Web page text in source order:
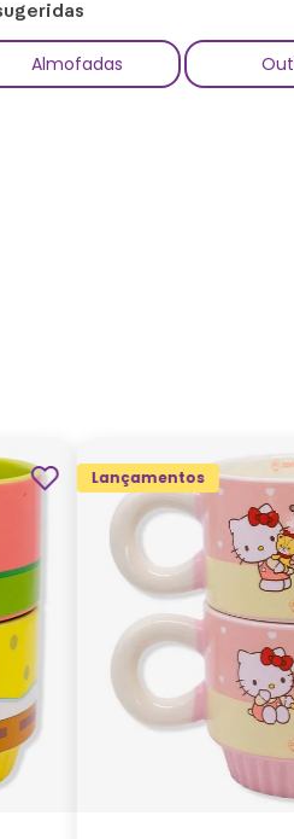
Almofadas
Lançamentos
ADICIONAR
CARRINHO